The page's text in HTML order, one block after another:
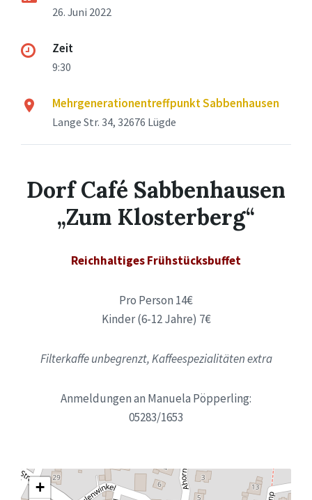
26. Juni 2022
Zeit
9:30
Mehrgenerationentreffpunkt Sabbenhausen
Lange Str. 34, 32676 Lügde
Dorf Café Sabbenhausen
„Zum Klosterberg“
Reichhaltiges Frühstücksbuffet
Pro Person 14€
Kinder (6-12 Jahre) 7€
Filterkaffe unbegrenzt, Kaffeespezialitäten extra
Anmeldungen an Manuela Pöpperling:
05283/1653
+